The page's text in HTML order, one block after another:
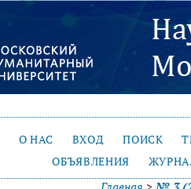
О НАС ВХОД ПОИСК
ОБЪЯВЛЕНИЯ